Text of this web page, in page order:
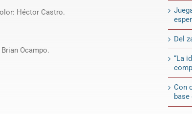
Héctor Castro.
Ocampo.
Del
“La
Con